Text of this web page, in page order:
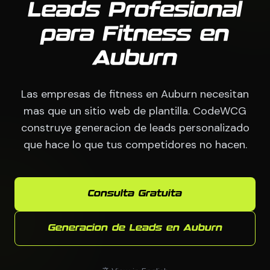
Leads Profesional
para Fitness en
Auburn
Las empresas de fitness en Auburn necesitan
mas que un sitio web de plantilla. CodeWCG
construye generacion de leads personalizado
que hace lo que tus competidores no hacen.
Consulta Gratuita
Generacion de Leads en Auburn